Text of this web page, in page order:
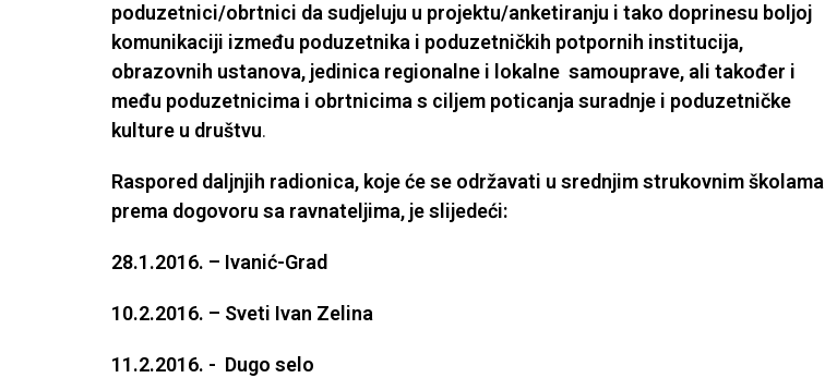
poduzetnici/obrtnici da sudjeluju u projektu/anketiranju i tako doprinesu boljoj
komunikaciji između poduzetnika i poduzetničkih potpornih institucija,
obrazovnih ustanova, jedinica regionalne i lokalne samouprave, ali također i
među poduzetnicima i obrtnicima s ciljem poticanja suradnje i poduzetničke
kulture u društvu.
Raspored daljnjih radionica, koje će se održavati u srednjim strukovnim školama
prema dogovoru sa ravnateljima, je slijedeći:
28.1.2016. – Ivanić-Grad
10.2.2016. – Sveti Ivan Zelina
11.2.2016. - Dugo selo